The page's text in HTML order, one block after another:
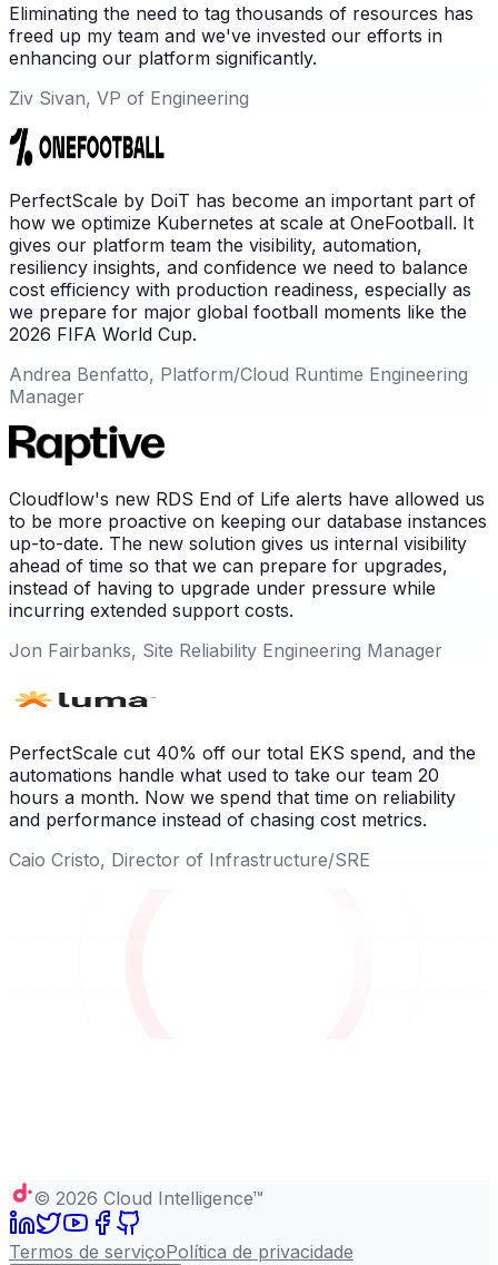
Eliminating the need to tag thousands of resources has
freed up my team and we've invested our efforts in
enhancing our platform significantly.
Ziv Sivan, VP of Engineering
PerfectScale by DoiT has become an important part of
how we optimize Kubernetes at scale at OneFootball. It
gives our platform team the visibility, automation,
resiliency insights, and confidence we need to balance
cost efficiency with production readiness, especially as
we prepare for major global football moments like the
2026 FIFA World Cup.
Andrea Benfatto, Platform/Cloud Runtime Engineering
Manager
Cloudflow's new RDS End of Life alerts have allowed us
to be more proactive on keeping our database instances
up-to-date. The new solution gives us internal visibility
ahead of time so that we can prepare for upgrades,
instead of having to upgrade under pressure while
incurring extended support costs.
Jon Fairbanks, Site Reliability Engineering Manager
PerfectScale cut 40% off our total EKS spend, and the
automations handle what used to take our team 20
hours a month. Now we spend that time on reliability
and performance instead of chasing cost metrics.
Caio Cristo, Director of Infrastructure/SRE
© 2026 Cloud Intelligence™
Termos de serviçoPolítica de privacidade